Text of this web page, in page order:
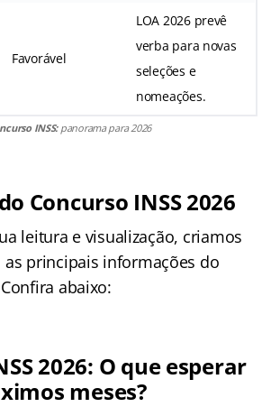
Favorável
LOA 2026 prevê
verba para novas
seleções e
nomeações.
INSS:panorama para 2026
Concurso INSS 2026
leitura e visualização, criamos
principais informações do
abaixo:
2026: O que esperar
meses?